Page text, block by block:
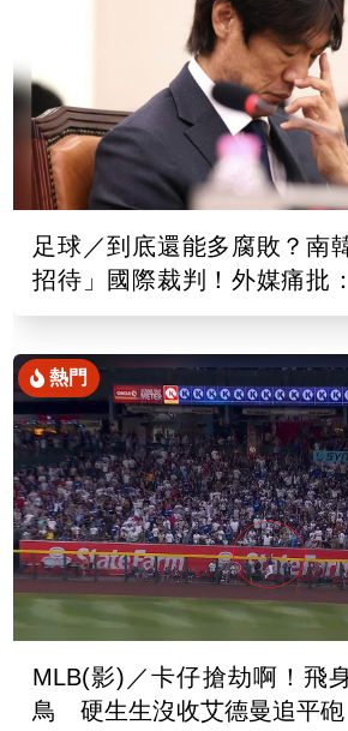
足球／到底還能多腐敗？南
招待」國際裁判！外媒痛批
去
熱門
MLB(影)／卡仔搶劫啊！飛
鳥 硬生生沒收艾德曼追平砲